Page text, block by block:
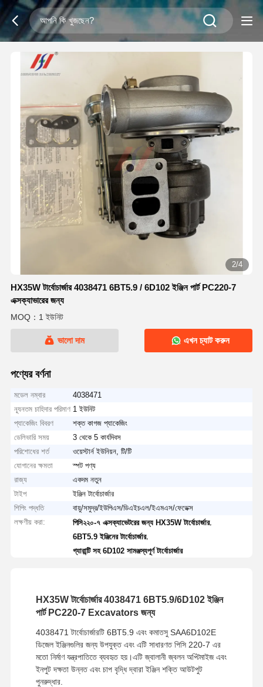
2/4
HX35W টার্বোচার্জার 4038471 6BT5.9 / 6D102 ইঞ্জিন পার্ট PC220-7
এক্সক্যাভারের জন্য
MOQ：1 ইউনিট
ভালো দাম এখন চ্যাট করুন
পণ্যের বর্ণনা
মডেল নম্বার
4038471
ন্যূনতম চাহিদার পরিমাণ 1 ইউনিট
প্যাকেজিং বিবরণ
শক্ত কাগজ প্যাকেজিং
ডেলিভারি সময়
3 থেকে 5 কার্যদিবস
পরিশোধের শর্ত
ওয়েস্টার্ন ইউনিয়ন, টি/টি
যোগানের ক্ষমতা
স্পট পণ্য
রাজ্য
একদম নতুন
টাইপ
ইঞ্জিন টার্বোচার্জার
শিপিং পদ্ধতি
বায়ু/সমুদ্র/ইউপিএস/ডিএইচএল/ইএমএস/ফেডেক্স
লক্ষণীয় করা:
পিসি২২০-৭ এক্সক্যাভেটরের জন্য HX35W টার্বোচার্জার,
6BT5.9 ইঞ্জিনের টার্বোচার্জার,
গ্যারান্টি সহ 6D102 সামঞ্জস্যপূর্ণ টার্বোচার্জার
HX35W টার্বোচার্জার 4038471 6BT5.9/6D102 ইঞ্জিন
পার্ট PC220-7 Excavators জন্য
4038471 টার্বোচার্জারটি 6BT5.9 এবং কমাতসু SAA6D102E
ডিজেল ইঞ্জিনগুলির জন্য উপযুক্ত এবং এটি সাধারণত পিসি 220-7 এর
মতো নির্মাণ যন্ত্রপাতিতে ব্যবহৃত হয়।এটি জ্বালানী জ্বলন অপ্টিমাইজ এবং
ইনপুট দক্ষতা উন্নত এবং চাপ বৃদ্ধি দ্বারা ইঞ্জিন শক্তি আউটপুট
পুনরুদ্ধার.